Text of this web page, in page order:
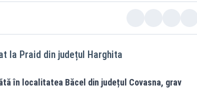
la Praid din județul Harghita
în localitatea Băcel din județul Covasna, grav